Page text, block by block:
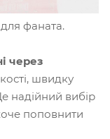
фаната.
через
швидку
надійний вибір
поповнити